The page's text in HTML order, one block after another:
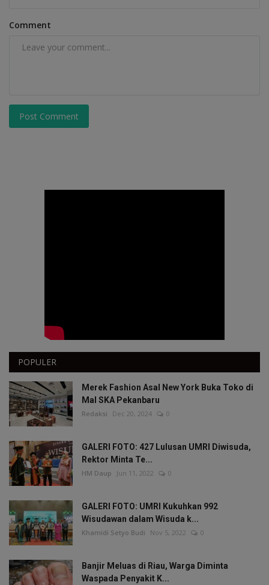
Comment
Post Comment
POPULER
Merek Fashion Asal New York Buka Toko di
Mal SKA Pekanbaru
Redaksi Dec 20, 2024 0
GALERI FOTO: 427 Lulusan UMRI Diwisuda,
Rektor Minta Te...
HM Daup Jun 11, 2022 0
GALERI FOTO: UMRI Kukuhkan 992
Wisudawan dalam Wisuda k...
Khamidi Setyo Budi Nov 5, 2022 0
Banjir Meluas di Riau, Warga Diminta
Waspada Penyakit K...